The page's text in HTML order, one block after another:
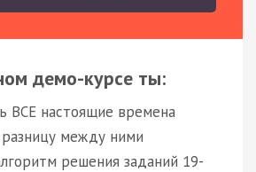
демо-курсе ты:
ВСЕ настоящие времена
между ними
решения заданий 19-